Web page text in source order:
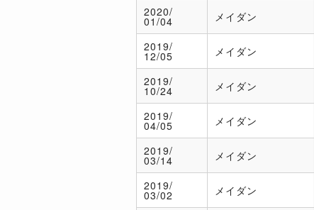
2020/
01/04 メイダン
2019/
12/05 メイダン
2019/
10/24 メイダン
2019/
04/05 メイダン
2019/
03/14 メイダン
2019/
03/02 メイダン